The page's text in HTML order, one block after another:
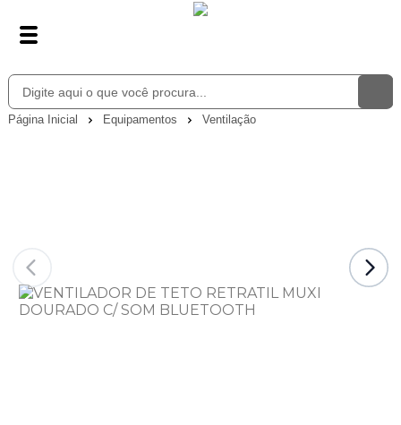
Página Inicial Equipamentos Ventilação